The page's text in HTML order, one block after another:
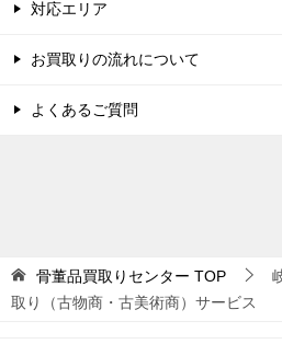
対応エリア
お買取りの流れについて
よくあるご質問
骨董品買取りセンター TOP
取り（古物商・古美術商）サービス